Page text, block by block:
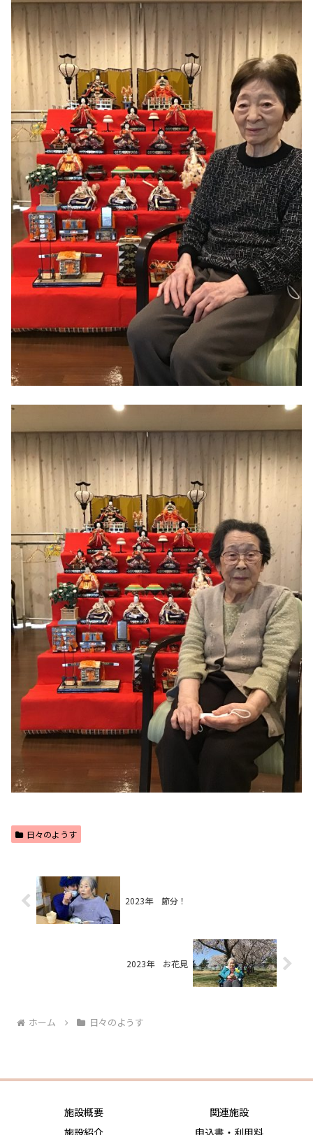
日々のようす
2023年 節分！
2023年 お花見
ホーム 日々のようす
施設概要
関連施設